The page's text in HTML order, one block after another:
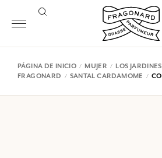
PÁGINA DE INICIO MUJER
LOS
FRAGONARD
SANTAL CARDAMOME